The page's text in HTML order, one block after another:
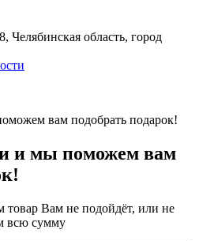
Челябинская область, город
и мы поможем вам
Вам не подойдёт, или не
всю сумму